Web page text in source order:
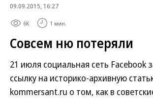
09.09.2015, 16:27
6K 1 мин.
Совсем ню потеряли
21 июля социальная сеть Facebook
ссылку на историко-архивную
kommersant.ru о том, как в